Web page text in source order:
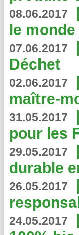
08.06.2017
le
07.06.2017
Déchet
02.06.2017
maître-
31.05.2017
pour les
29.05.2017
durable
26.05.2017
24.05.2017